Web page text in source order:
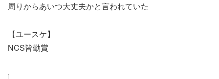
周りからあいつ大丈夫かと言われていた
【ユースケ】
NCS皆勤賞